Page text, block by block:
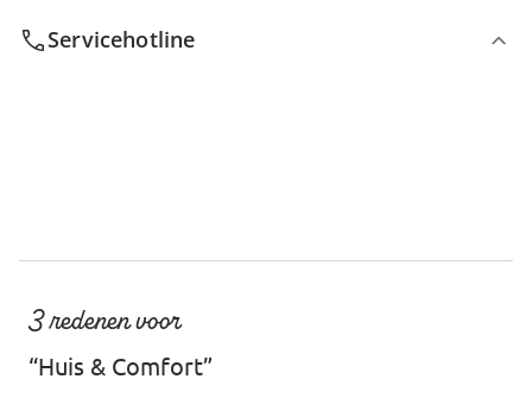
Servicehotline
3 redenen voor
“Huis & Comfort”